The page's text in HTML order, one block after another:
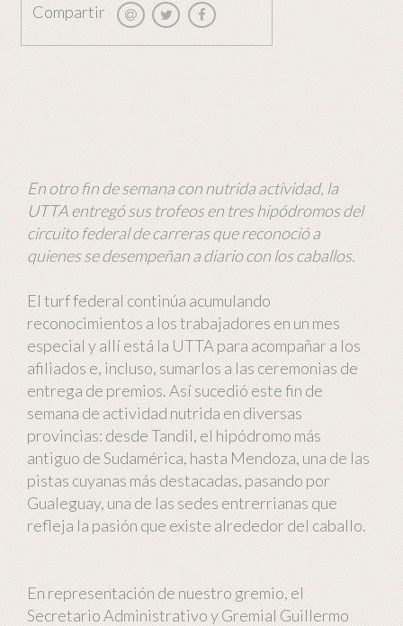
Compartir
En otro fin de semana con nutrida actividad, la
UTTA entregó sus trofeos en tres hipódromos del
circuito federal de carreras que reconoció a
quienes se desempeñan a diario con los caballos.
El turf federal continúa acumulando
reconocimientos a los trabajadores en un mes
especial y allí está la UTTA para acompañar a los
afiliados e, incluso, sumarlos a las ceremonias de
entrega de premios. Así sucedió este fin de
semana de actividad nutrida en diversas
provincias: desde Tandil, el hipódromo más
antiguo de Sudamérica, hasta Mendoza, una de las
pistas cuyanas más destacadas, pasando por
Gualeguay, una de las sedes entrerrianas que
refleja la pasión que existe alrededor del caballo.
En representación de nuestro gremio, el
Secretario Administrativo y Gremial Guillermo